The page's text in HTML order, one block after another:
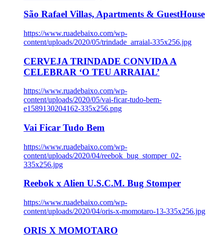
São Rafael Villas, Apartments & GuestHouse
https://www.ruadebaixo.com/wp-
content/uploads/2020/05/trindade_arraial-335x256.jpg
CERVEJA TRINDADE CONVIDA A
CELEBRAR ‘O TEU ARRAIAL’
https://www.ruadebaixo.com/wp-
content/uploads/2020/05/vai-ficar-tudo-bem-
e1589130204162-335x256.png
Vai Ficar Tudo Bem
https://www.ruadebaixo.com/wp-
content/uploads/2020/04/reebok_bug_stomper_02-
335x256.jpg
Reebok x Alien U.S.C.M. Bug Stomper
https://www.ruadebaixo.com/wp-
content/uploads/2020/04/oris-x-momotaro-13-335x256.jpg
ORIS X MOMOTARO